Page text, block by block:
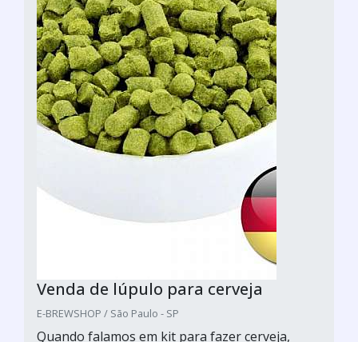
Venda de lúpulo para cerveja
E-BREWSHOP / São Paulo - SP
Quando falamos em kit para fazer cerveja,